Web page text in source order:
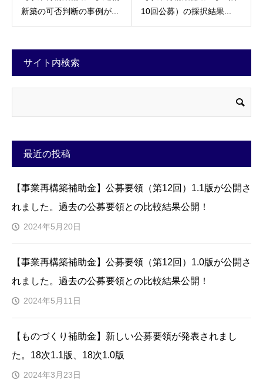
新築の可否判断の事例が...
10回公募）の採択結果...
サイト内検索
最近の投稿
【事業再構築補助金】公募要領（第12回）1.1版が公開さ
れました。過去の公募要領との比較結果公開！
2024年5月20日
【事業再構築補助金】公募要領（第12回）1.0版が公開さ
れました。過去の公募要領との比較結果公開！
2024年5月11日
【ものづくり補助金】新しい公募要領が発表されまし
た。18次1.1版、18次1.0版
2024年3月23日